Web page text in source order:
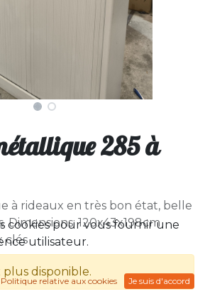
285 à
à rideaux en très bon état, belle
Dimensions: 120x43x198cm
clés
disponible.
cookies pour vous fournir une
utilisateur.
Politique relative aux cookies Je suis d'accord